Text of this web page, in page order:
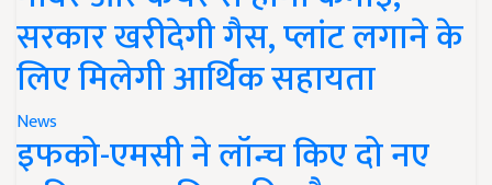
सरकार खरीदेगी गैस, प्लांट लगाने के
लिए मिलेगी आर्थिक सहायता
News
इफको-एमसी ने लॉन्च किए दो नए